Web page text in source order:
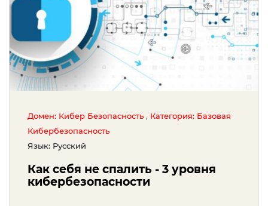
Домен: Кибер Безопасность , Категория: Базовая
Кибербезопаcность
Язык: Русский
Как себя не спалить - 3 уровня
кибербезопасности